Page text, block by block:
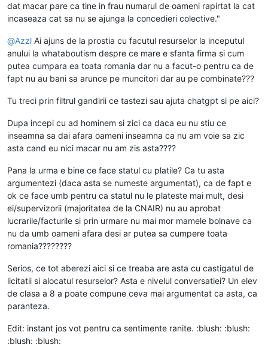
dat macar pare ca tine in frau numarul de oameni rapirtat la cat
incaseaza cat sa nu se ajunga la concedieri colective."
@Azzl Ai ajuns de la prostia cu facutul resurselor la inceputul
anului la whataboutism despre ce mare e sfanta firma si cum
putea cumpara ea toata romania dar nu a facut-o pentru ca de
fapt nu au bani sa arunce pe muncitori dar au pe combinate???
Tu treci prin filtrul gandirii ce tastezi sau ajuta chatgpt si pe aici?
Dupa incepi cu ad hominem si zici ca daca eu nu stiu ce
inseamna sa dai afara oameni inseamna ca nu am voie sa zic
asta cand eu nici macar nu am zis asta????
Pana la urma e bine ce face statul cu platile? Ca tu asta
argumentezi (daca asta se numeste argumentat), ca de fapt e
ok ce face umb pentru ca statul nu le plateste mai mult, desi
ei/supervizorii (majoritatea de la CNAIR) nu au aprobat
lucrarile/facturile si prin urmare nu mai mor mamele bolnave ca
nu da umb oameni afara desi ar putea sa cumpere toata
romania????????
Serios, ce tot aberezi aici si ce treaba are asta cu castigatul de
licitatii si alocatul resurselor? Asta e nivelul conversatiei? Un elev
de clasa a 8 a poate compune ceva mai argumentat ca asta, ca
paranteza.
Edit: instant jos vot pentru ca sentimente ranite. :blush: :blush:
:blush: :blush: